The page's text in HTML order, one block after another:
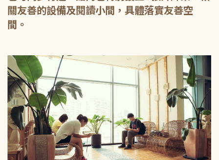
關友善的設備及閱讀小間，具體落實友善空
間。